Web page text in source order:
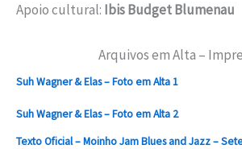
Apoio cultural: Ibis Budget Blumenau
Arquivos em Alta –
Suh Wagner & Elas – Foto em Alta 1
Suh Wagner & Elas – Foto em Alta 2
Texto Oficial – Moinho Jam Blues and Jazz –